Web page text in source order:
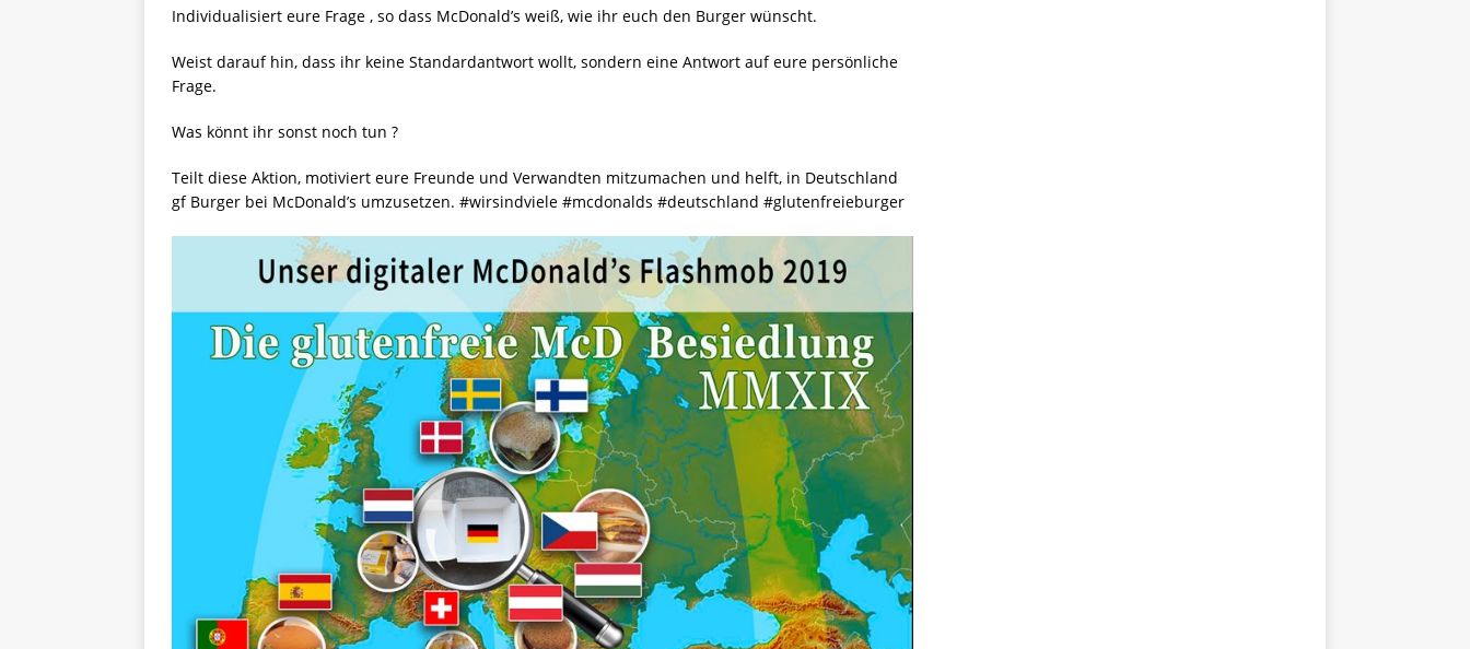
Individualisiert eure Frage , so dass McDonald’s weiß, wie ihr euch den Burger wünscht.
Weist darauf hin, dass ihr keine Standardantwort wollt, sondern eine Antwort auf eure persönliche
Frage.
Was könnt ihr sonst noch tun ?
Teilt diese Aktion, motiviert eure Freunde und Verwandten mitzumachen und helft, in Deutschland
gf Burger bei McDonald’s umzusetzen. #wirsindviele #mcdonalds #deutschland #glutenfreieburger